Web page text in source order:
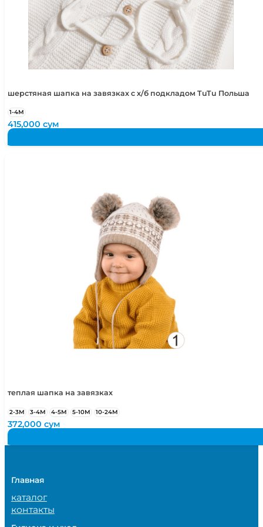
48-52 1,5-4 года
50-52 2-4 года
50-54 2-5 лет
шерстяная шапка на завязках с х/б подкладом TuTu Польша
1-4М
415,000сум
теплая шапка на завязках
2-3М 3-4М 4-5М 5-10М 10-24М
372,000сум
Главная
каталог
контакты